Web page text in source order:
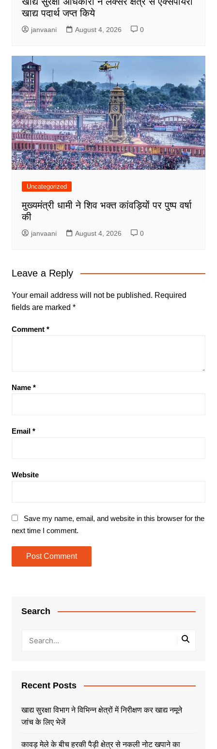
खाद्य पदार्थ जप्त किये
janvaani August 4, 2026 0
Uncategorized
मुख्यमंत्री धामी ने शिव भक्त कांवड़ियों पर पुष्प वर्षा
की
janvaani August 4, 2026 0
Leave a Reply
Your email address will not be published. Required
fields are marked *
Comment *
Name *
Email *
Website
Save my name, email, and website in this browser for the
next time I comment.
Search
Recent Posts
खाद्य सुरक्षा विभाग ने विभिन्न क्षेत्रों में निरीक्षण कर खाद्य नमूने
जांच के लिए भेजें
कावड़ मेले के बीच हरकी पैड़ी क्षेत्र से नकली नोट खपाने का